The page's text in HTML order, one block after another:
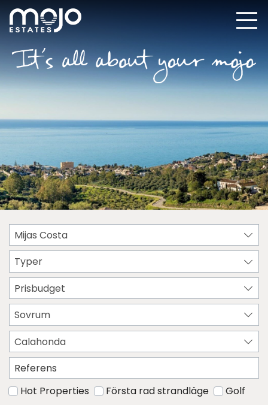
Mijas Costa
Typer
Prisbudget
Sovrum
Calahonda
Hot Properties Första rad strandläge Golf